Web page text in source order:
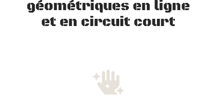
géométriques en ligne
et en circuit court
